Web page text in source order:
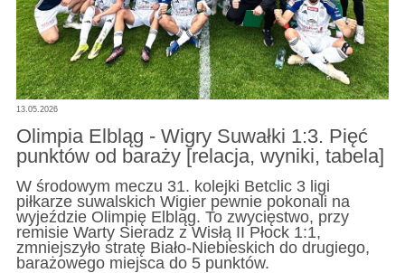
13.05.2026
Olimpia Elbląg - Wigry Suwałki 1:3. Pięć
punktów od baraży [relacja, wyniki, tabela]
W środowym meczu 31. kolejki Betclic 3 ligi
piłkarze suwalskich Wigier pewnie pokonali na
wyjeździe Olimpię Elbląg. To zwycięstwo, przy
remisie Warty Sieradz z Wisłą II Płock 1:1,
zmniejszyło stratę Biało-Niebieskich do drugiego,
barażowego miejsca do 5 punktów.